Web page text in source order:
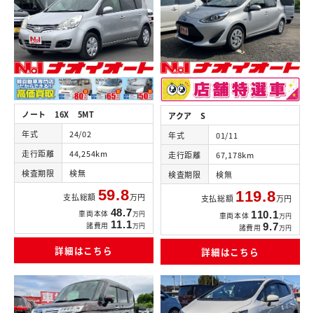
ノート 16X 5MT
年式
24/02
走行距離
44,254km
検査期限
検無
支払総額 59.8万円
車両本体 48.7万円
諸費用 11.1万円
詳細はこちら
アクア S
年式
01/11
走行距離
67,178km
検査期限
検無
支払総額 119.8万円
車両本体 110.1万円
諸費用 9.7万円
詳細はこちら